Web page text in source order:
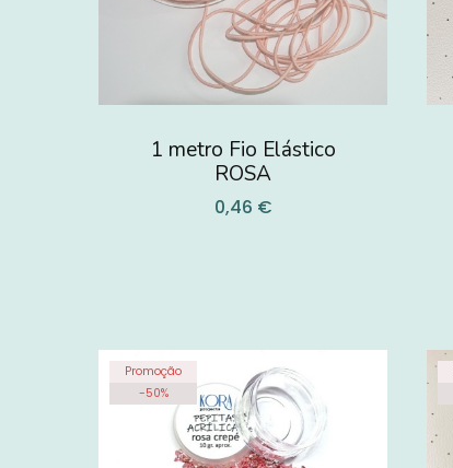
1 metro Fio Elástico
ROSA
0,46 €
Promoção
-50%